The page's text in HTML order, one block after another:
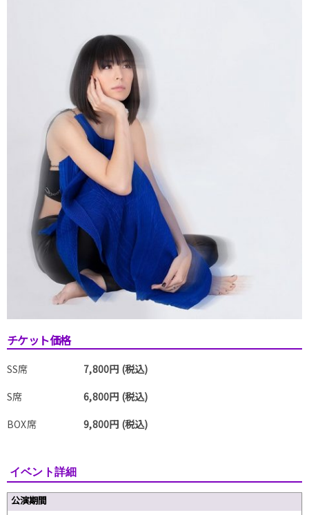
チケット価格
SS席
7,800円 (税込)
S席
6,800円 (税込)
BOX席
9,800円 (税込)
イベント詳細
公演期間